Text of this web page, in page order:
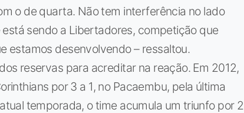
o de quarta. Não tem interferência no lado
sendo a Libertadores, competição que
estamos desenvolvendo – ressaltou.
reservas para acreditar na reação. Em 2012,
por 3 a 1, no Pacaembu, pela última
temporada, o time acumula um triunfo por 2